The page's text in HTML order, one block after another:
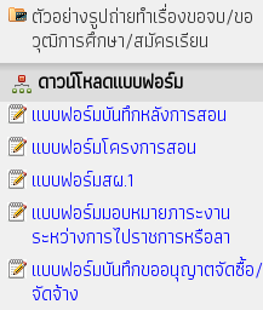
ตัวอย่างรูปถ่ายทำเรื่องขอจบ/ขอ
วุฒิการศึกษา/สมัครเรียน
ดาวน์โหลดแบบฟอร์ม
แบบฟอร์มบันทึกหลังการสอน
แบบฟอร์มโครงการสอน
แบบฟอร์มสผ.1
แบบฟอร์มมอบหมายภาระงาน
ระหว่างการไปราชการหรือลา
แบบฟอร์มบันทึกขออนุญาตจัดซื้อ/
จัดจ้าง